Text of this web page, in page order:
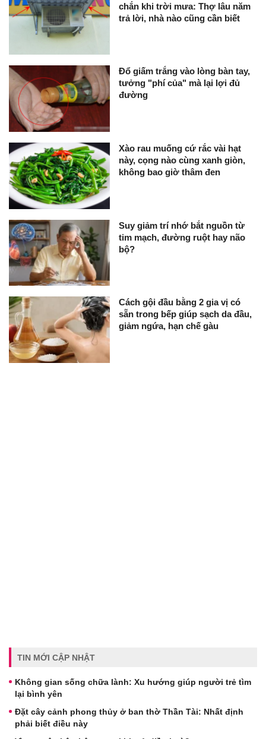
chắn khi trời mưa: Thợ lâu năm
trả lời, nhà nào cũng cần biết
Đổ giấm trắng vào lòng bàn tay,
tưởng "phí của" mà lại lợi đủ
đường
Xào rau muống cứ rắc vài hạt
này, cọng nào cùng xanh giòn,
không bao giờ thâm đen
Suy giảm trí nhớ bắt nguồn từ
tim mạch, đường ruột hay não
bộ?
Cách gội đầu bằng 2 gia vị có
sẵn trong bếp giúp sạch da đầu,
giảm ngứa, hạn chế gàu
TIN MỚI CẬP NHẬT
Không gian sống chữa lành: Xu hướng giúp người trẻ tìm
lại bình yên
Đặt cây cảnh phong thủy ở ban thờ Thần Tài: Nhất định
phải biết điều này